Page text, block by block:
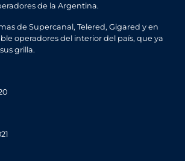
de la Argentina.
de Supercanal, Telered, Gigared y en
operadores del interior del país, que ya
grilla.